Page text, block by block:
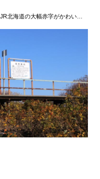
JR北海道の大幅赤字がかわいそう 黒字化を考えてみた